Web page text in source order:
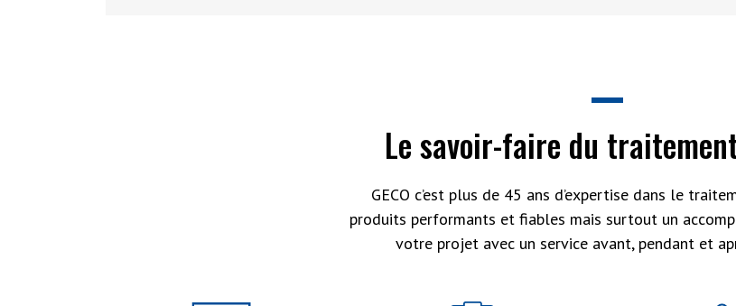
Le savoir-faire du
GECO c’est plus de 45 ans d’expertise dans le
produits performants et fiables mais surtout un
votre projet avec un service avant, pendant et